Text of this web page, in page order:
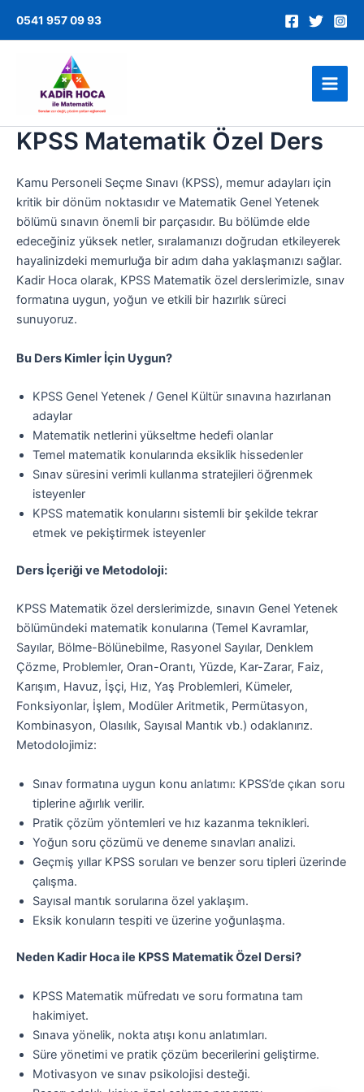
atla
0541 957 09 93
Main
KPSS Matematik Özel Ders
Kamu Personeli Seçme Sınavı (KPSS), memur adayları için
kritik bir dönüm noktasıdır ve Matematik Genel Yetenek
bölümü sınavın önemli bir parçasıdır. Bu bölümde elde
edeceğiniz yüksek netler, sıralamanızı doğrudan etkileyerek
hayalinizdeki memurluğa bir adım daha yaklaşmanızı sağlar.
Kadir Hoca olarak, KPSS Matematik özel derslerimizle, sınav
formatına uygun, yoğun ve etkili bir hazırlık süreci
sunuyoruz.
Bu Ders Kimler İçin Uygun?
KPSS Genel Yetenek / Genel Kültür sınavına hazırlanan
adaylar
Matematik netlerini yükseltme hedefi olanlar
Temel matematik konularında eksiklik hissedenler
Sınav süresini verimli kullanma stratejileri öğrenmek
isteyenler
KPSS matematik konularını sistemli bir şekilde tekrar
etmek ve pekiştirmek isteyenler
Ders İçeriği ve Metodoloji:
KPSS Matematik özel derslerimizde, sınavın Genel Yetenek
bölümündeki matematik konularına (Temel Kavramlar,
Sayılar, Bölme-Bölünebilme, Rasyonel Sayılar, Denklem
Çözme, Problemler, Oran-Orantı, Yüzde, Kar-Zarar, Faiz,
Karışım, Havuz, İşçi, Hız, Yaş Problemleri, Kümeler,
Fonksiyonlar, İşlem, Modüler Aritmetik, Permütasyon,
Kombinasyon, Olasılık, Sayısal Mantık vb.) odaklanırız.
Metodolojimiz:
Sınav formatına uygun konu anlatımı: KPSS’de çıkan soru
tiplerine ağırlık verilir.
Pratik çözüm yöntemleri ve hız kazanma teknikleri.
Yoğun soru çözümü ve deneme sınavları analizi.
Geçmiş yıllar KPSS soruları ve benzer soru tipleri üzerinde
çalışma.
Sayısal mantık sorularına özel yaklaşım.
Eksik konuların tespiti ve üzerine yoğunlaşma.
Neden Kadir Hoca ile KPSS Matematik Özel Dersi?
KPSS Matematik müfredatı ve soru formatına tam
hakimiyet.
Sınava yönelik, nokta atışı konu anlatımları.
Süre yönetimi ve pratik çözüm becerilerini geliştirme.
Motivasyon ve sınav psikolojisi desteği.